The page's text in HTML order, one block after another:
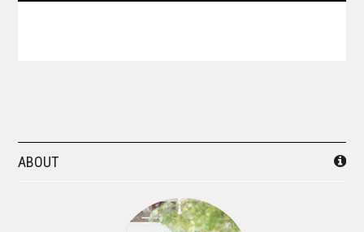
ABOUT